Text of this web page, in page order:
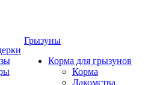
Грызуны
Корма для грызунов
Корма
Лакомства